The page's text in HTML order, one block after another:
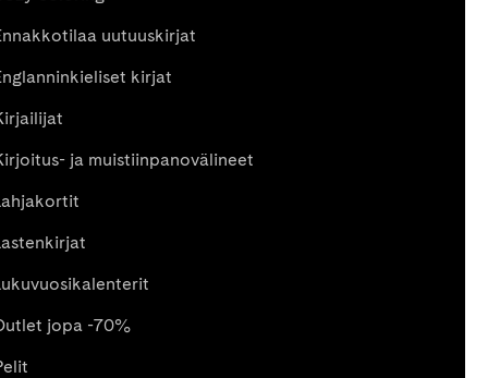
uutuuskirjat
kirjat
ja muistiinpanovälineet
jopa -70%